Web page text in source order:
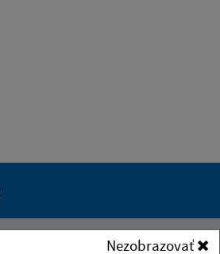
Nezobrazovať